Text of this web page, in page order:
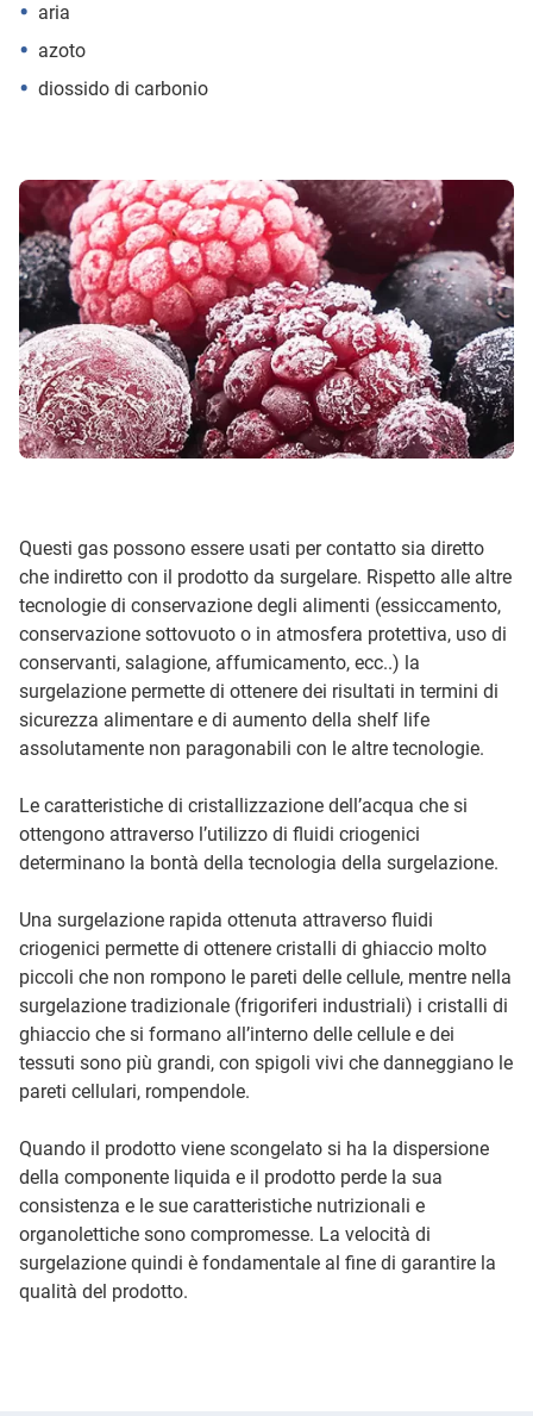
aria
azoto
diossido di carbonio
Questi gas possono essere usati per contatto sia diretto
che indiretto con il prodotto da surgelare. Rispetto alle altre
tecnologie di conservazione degli alimenti (essiccamento,
conservazione sottovuoto o in atmosfera protettiva, uso di
conservanti, salagione, affumicamento, ecc..) la
surgelazione permette di ottenere dei risultati in termini di
sicurezza alimentare e di aumento della shelf life
assolutamente non paragonabili con le altre tecnologie.
Le caratteristiche di cristallizzazione dell’acqua che si
ottengono attraverso l’utilizzo di fluidi criogenici
determinano la bontà della tecnologia della surgelazione.
Una surgelazione rapida ottenuta attraverso fluidi
criogenici permette di ottenere cristalli di ghiaccio molto
piccoli che non rompono le pareti delle cellule, mentre nella
surgelazione tradizionale (frigoriferi industriali) i cristalli di
ghiaccio che si formano all’interno delle cellule e dei
tessuti sono più grandi, con spigoli vivi che danneggiano le
pareti cellulari, rompendole.
Quando il prodotto viene scongelato si ha la dispersione
della componente liquida e il prodotto perde la sua
consistenza e le sue caratteristiche nutrizionali e
organolettiche sono compromesse. La velocità di
surgelazione quindi è fondamentale al fine di garantire la
qualità del prodotto.